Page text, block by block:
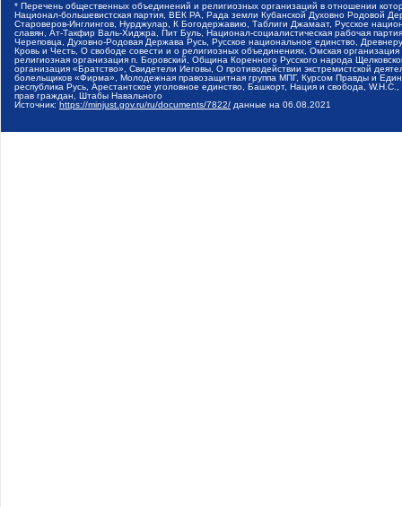
* Перечень общественных объединений и религиозных организаций в отношении
Национал-большевистская партия, ВЕК РА, Рада земли Кубанской Духовно Родовой
Староверов-Инглингов, Нурджулар, К Богодержавию, Таблиги Джамаат, Русское
славян, Ат-Такфир Валь-Хиджра, Пит Буль, Национал-социалистическая рабочая
Череповца, Духовно-Родовая Держава Русь, Русское национальное единство,
Кровь и Честь, О свободе совести и о религиозных объединениях, Омская
религиозная организация п. Боровский, Община Коренного Русского народа
организация «Братство», Свидетели Иеговы, О противодействии экстремистской
болельщиков «Фирма», Молодежная правозащитная группа МПГ, Курсом Правды и
республика Русь, Арестантское уголовное единство, Башкорт, Нация и свобода,
прав граждан, Штабы Навального
Источник: https://minjust.gov.ru/ru/documents/7822/ данные на 06.08.2021